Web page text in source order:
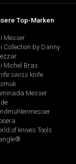
Top-Marken
Messer
Collection by Danny
Michel Bras
swiss knife
Messer
of knives Tools